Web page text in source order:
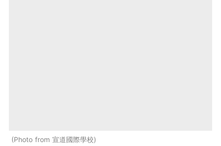
Photo from 宣道國際學校